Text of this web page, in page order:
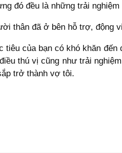
đó đều là những trải
thân đã ở bên hỗ trợ, động
của bạn có khó khăn
thú vị cũng như trải
trở thành vợ tôi.